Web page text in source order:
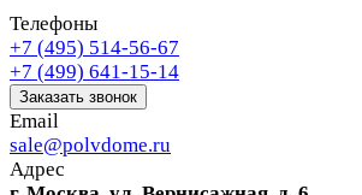
Телефоны
+7 (495) 514-56-67
+7 (499) 641-15-14
Заказать звонок
Email
sale@polvdome.ru
Адрес